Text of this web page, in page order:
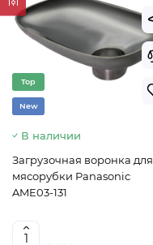
Top
New
В наличии
Загрузочная воронка для
мясорубки Panasonic
AME03-131